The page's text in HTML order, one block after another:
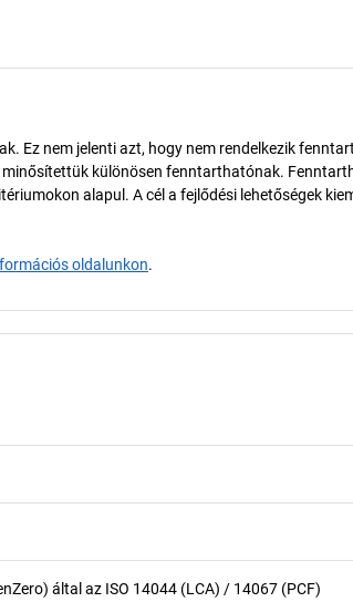
Ez nem jelenti azt, hogy nem rendelkezik
különösen fenntarthatónak.
alapul. A cél a fejlődési lehetőségek
oldalunkon.
által az ISO 14044 (LCA) / 14067 (PCF)